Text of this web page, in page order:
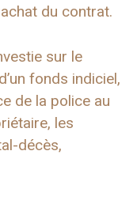
du contrat.
sur le
fonds indiciel,
de la police au
les
décès,